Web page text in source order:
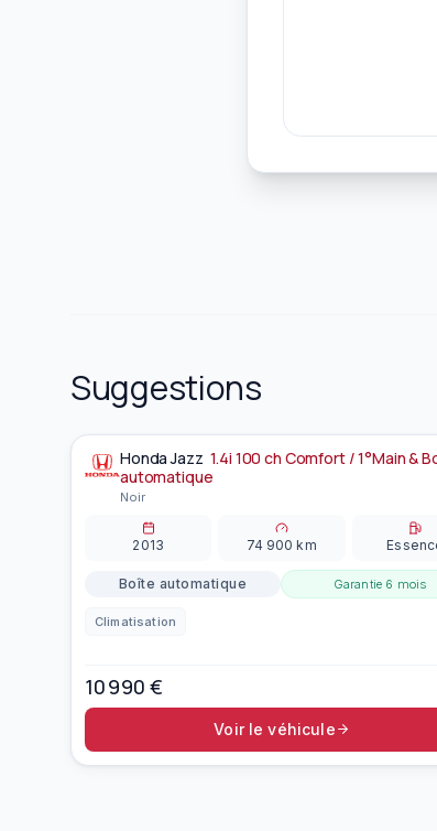
Suggestions
À la une
Honda Jazz 1.4i 100 ch Comfort / 1°Main & Boîte
automatique
Noir
2013 74 900 km
Boîte automatique Garantie 6 mois
Climatisation
10 990 €
Voir le véhicule